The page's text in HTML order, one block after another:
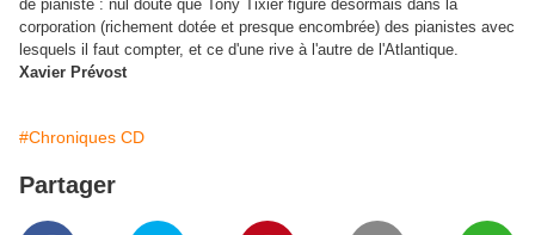
de pianiste : nul doute que Tony Tixier figure désormais dans la
corporation (richement dotée et presque encombrée) des pianistes avec
lesquels il faut compter, et ce d'une rive à l'autre de l'Atlantique.
Xavier Prévost
#Chroniques CD
Partager